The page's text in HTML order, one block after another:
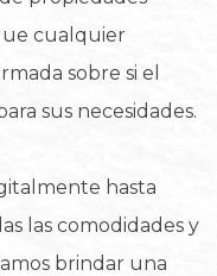
cualquier
sobre si el
sus necesidades.
hasta
las comodidades y
brindar una